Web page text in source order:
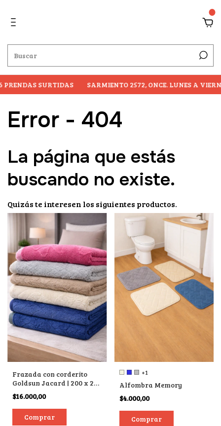
SURTIDAS SARMIENTO 2572, ONCE. LUNES A
Error - 404
La página que estás
buscando no existe.
Quizás te interesen los siguientes productos.
Frazada con corderito
Goldsun Jacard | 200 x 230
cm.
$16.000,00
+1
Alfombra Memory
$4.000,00
Comprar